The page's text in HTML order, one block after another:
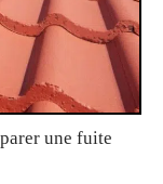
une fuite